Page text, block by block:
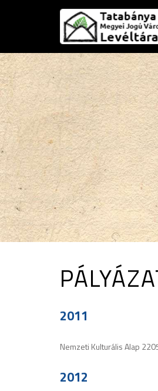
2011
Nemzeti Kulturális Alap
2012